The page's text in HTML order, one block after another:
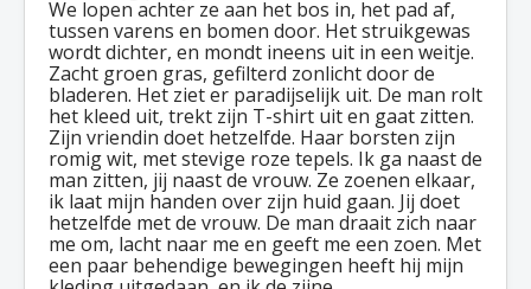
We lopen achter ze aan het bos in, het pad af,
tussen varens en bomen door. Het struikgewas
wordt dichter, en mondt ineens uit in een weitje.
Zacht groen gras, gefilterd zonlicht door de
bladeren. Het ziet er paradijselijk uit. De man rolt
het kleed uit, trekt zijn T-shirt uit en gaat zitten.
Zijn vriendin doet hetzelfde. Haar borsten zijn
romig wit, met stevige roze tepels. Ik ga naast de
man zitten, jij naast de vrouw. Ze zoenen elkaar,
ik laat mijn handen over zijn huid gaan. Jij doet
hetzelfde met de vrouw. De man draait zich naar
me om, lacht naar me en geeft me een zoen. Met
een paar behendige bewegingen heeft hij mijn